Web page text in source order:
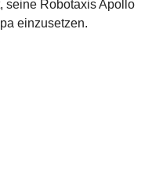
seine Robotaxis Apollo
einzusetzen.